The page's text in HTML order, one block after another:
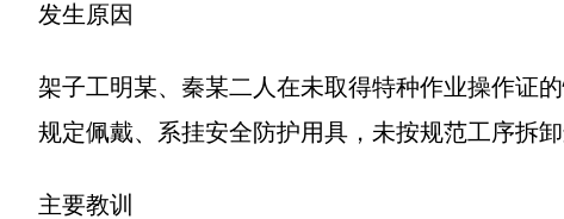
发生原因
架子工明某、秦某二人在未取得特种作业操作证
规定佩戴、系挂安全防护用具，未按规范工序拆
主要教训